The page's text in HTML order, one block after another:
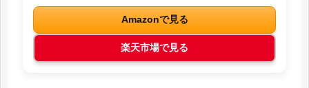
Amazonで見る
楽天市場で見る